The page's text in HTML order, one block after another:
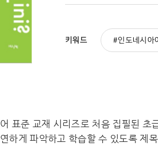
키워드 인도네시아
표준 교재 시리즈로 처음 집필된
하게 파악하고 학습할 수 있도록 제